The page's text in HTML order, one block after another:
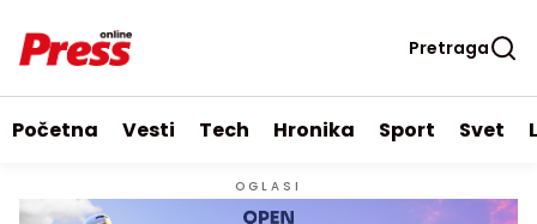
Pretraga
Početna Vesti Tech Hronika Sport Svet
OGLASI